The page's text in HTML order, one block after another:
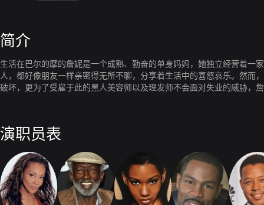
简介
生活在巴尔的摩的詹妮是一个成熟、勤奋的单身妈妈，她独立经营着一
人，都好像朋友一样亲密得无所不聊，分享着生活中的喜怒哀乐。然而
破坏，更为了受雇于此的黑人美容师以及理发师不会面对失业的威胁，
演职员表